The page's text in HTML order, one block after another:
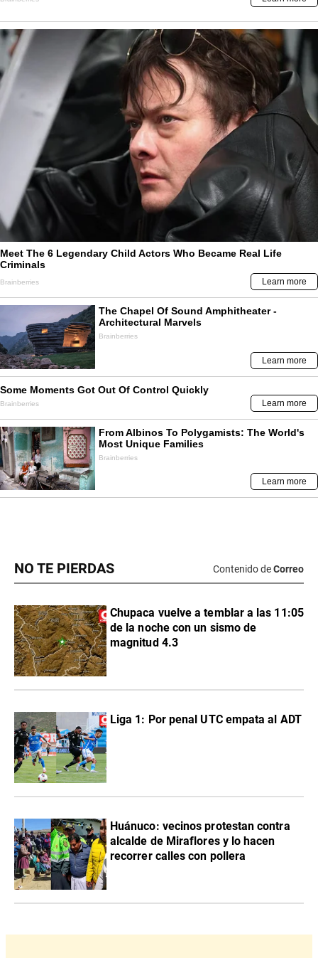
NO TE PIERDAS Contenido deCorreo
Chupaca vuelve a temblar a las 11:05
de la noche con un sismo de
magnitud 4.3
Liga 1: Por penal UTC empata al ADT
Huánuco: vecinos protestan contra
alcalde de Miraflores y lo hacen
recorrer calles con pollera